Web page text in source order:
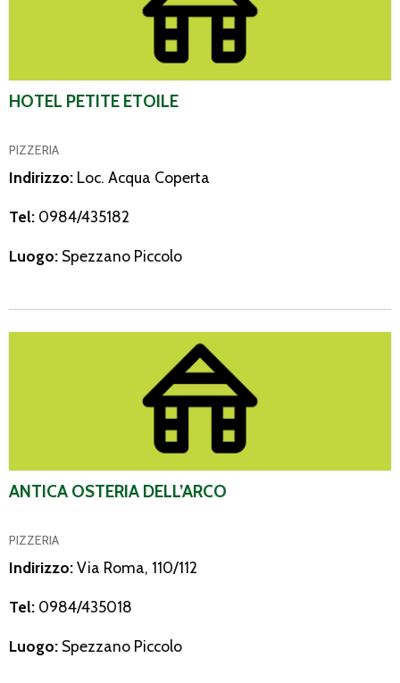
HOTEL PETITE ETOILE
PIZZERIA
Indirizzo: Loc. Acqua Coperta
Tel: 0984/435182
Luogo: Spezzano Piccolo
ANTICA OSTERIA DELL’ARCO
PIZZERIA
Indirizzo:Via Roma, 110/112
Tel: 0984/435018
Luogo: Spezzano Piccolo